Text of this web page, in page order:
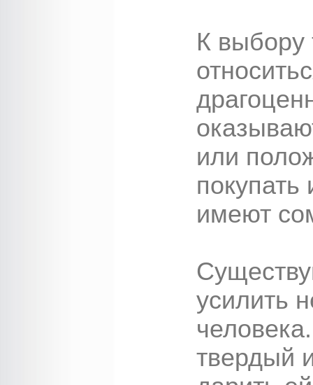
К выбору
или
имеют
усилить
твердый